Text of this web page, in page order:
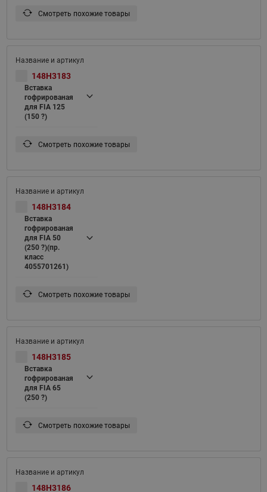
Смотреть похожие товары
148H3183
Вставка
гофрированая
для FIA 125
(150 ?)
Смотреть похожие товары
148H3184
Вставка
гофрированая
для FIA 50
(250 ?)(пр.
класс
4055701261)
Смотреть похожие товары
148H3185
Вставка
гофрированая
для FIA 65
(250 ?)
Смотреть похожие товары
148H3186